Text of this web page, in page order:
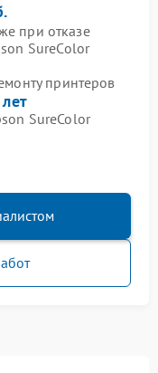
при отказе
SureColor
принтеров
SureColor